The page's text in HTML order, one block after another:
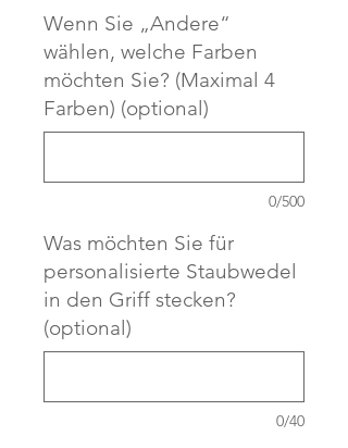
Wenn Sie „Andere“
wählen, welche Farben
möchten Sie? (Maximal 4
Farben) (optional)
0/500
Was möchten Sie für
personalisierte Staubwedel
in den Griff stecken?
(optional)
0/40